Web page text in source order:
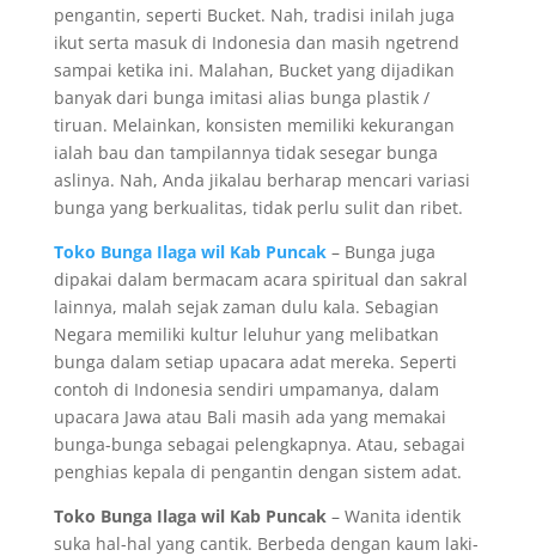
pengantin, seperti Bucket. Nah, tradisi inilah juga
ikut serta masuk di Indonesia dan masih ngetrend
sampai ketika ini. Malahan, Bucket yang dijadikan
banyak dari bunga imitasi alias bunga plastik /
tiruan. Melainkan, konsisten memiliki kekurangan
ialah bau dan tampilannya tidak sesegar bunga
aslinya. Nah, Anda jikalau berharap mencari variasi
bunga yang berkualitas, tidak perlu sulit dan ribet.
Toko Bunga Ilaga wil Kab Puncak– Bunga juga
dipakai dalam bermacam acara spiritual dan sakral
lainnya, malah sejak zaman dulu kala. Sebagian
Negara memiliki kultur leluhur yang melibatkan
bunga dalam setiap upacara adat mereka. Seperti
contoh di Indonesia sendiri umpamanya, dalam
upacara Jawa atau Bali masih ada yang memakai
bunga-bunga sebagai pelengkapnya. Atau, sebagai
penghias kepala di pengantin dengan sistem adat.
Toko Bunga Ilaga wil Kab Puncak– Wanita identik
suka hal-hal yang cantik. Berbeda dengan kaum laki-